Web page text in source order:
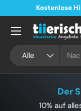
Direkt zum Inhalt
Kostenlose
Alle
Der
10% auf